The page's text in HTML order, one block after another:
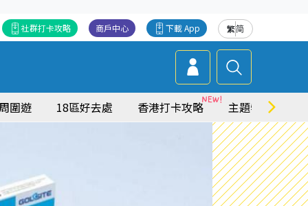
繁简
下載 App
商戶中心
社群打卡攻略
圍遊 18區好去處 香港打卡攻略 主題特集